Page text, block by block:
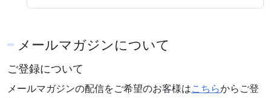
メールマガジンについて
ご登録について
メールマガジンの配信をご希望のお客様はこちらからご登